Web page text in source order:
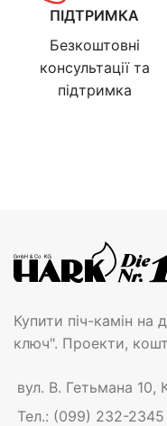
ПІДТРИМКА
Безкоштовні
консультації та
підтримка
Купити піч-камін на
ключ". Проекти,
вул. В. Гетьмана 10,
Тел.: (099) 232-2345